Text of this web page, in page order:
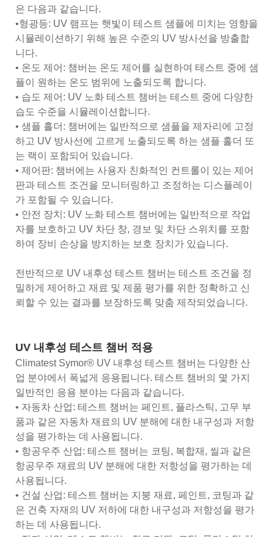
은 다음과 같습니다.
•형광등: UV 램프는 햇빛이 테스트 샘플에 미치는 영향을
시뮬레이션하기 위해 높은 수준의 UV 방사선을 방출합
니다.
• 온도 제어: 챔버는 온도 제어를 실현하여 테스트 중에 샘
플이 원하는 온도 범위에 노출되도록 합니다.
• 습도 제어: UV 노화 테스트 챔버는 테스트 중에 다양한
습도 수준을 시뮬레이션합니다.
• 샘플 홀더: 챔버에는 일반적으로 샘플을 제자리에 고정
하고 UV 방사선에 고르게 노출되도록 하는 샘플 홀더 또
는 랙이 포함되어 있습니다.
• 제어판: 챔버에는 사용자 친화적인 컨트롤이 있는 제어
판과 테스트 조건을 모니터링하고 조정하는 디스플레이
가 포함될 수 있습니다.
• 안전 장치: UV 노화 테스트 챔버에는 일반적으로 작업
자를 보호하고 UV 차단 창, 경보 및 차단 스위치를 포함
하여 장비 손상을 방지하는 보호 장치가 있습니다.
전반적으로 UV 내후성 테스트 챔버는 테스트 조건을 정
밀하게 제어하고 재료 및 제품 평가를 위한 정확하고 신
뢰할 수 있는 결과를 보장하도록 맞춤 제작되었습니다.
UV 내후성 테스트 챔버 적용
Climatest Symor® UV 내후성 테스트 챔버는 다양한 산
업 분야에서 폭넓게 응용됩니다. 테스트 챔버의 몇 가지
일반적인 응용 분야는 다음과 같습니다.
• 자동차 산업: 테스트 챔버는 페인트, 플라스틱, 고무 부
품과 같은 자동차 재료의 UV 분해에 대한 내구성과 저항
성을 평가하는 데 사용됩니다.
• 항공우주 산업: 테스트 챔버는 코팅, 복합재, 씰과 같은
항공우주 재료의 UV 분해에 대한 저항성을 평가하는 데
사용됩니다.
• 건설 산업: 테스트 챔버는 지붕 재료, 페인트, 코팅과 같
은 건축 자재의 UV 저하에 대한 내구성과 저항성을 평가
하는 데 사용됩니다.